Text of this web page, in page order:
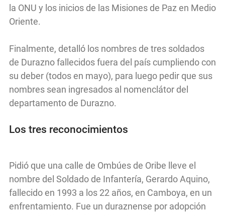
la ONU y los inicios de las Misiones de Paz en Medio
Oriente.
Finalmente, detalló los nombres de tres soldados
de Durazno fallecidos fuera del país cumpliendo con
su deber (todos en mayo), para luego pedir que sus
nombres sean ingresados al nomenclátor del
departamento de Durazno.
Los tres reconocimientos
Pidió que una calle de Ombúes de Oribe lleve el
nombre del Soldado de Infantería, Gerardo Aquino,
fallecido en 1993 a los 22 años, en Camboya, en un
enfrentamiento. Fue un duraznense por adopción